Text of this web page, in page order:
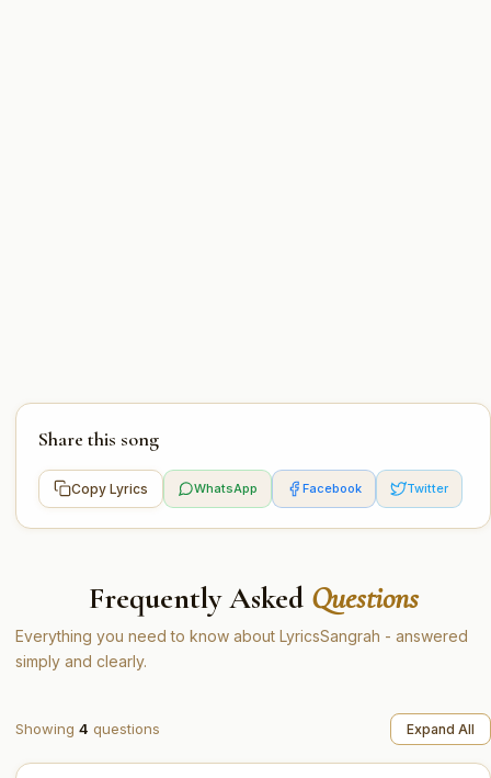
Share this song
Copy Lyrics WhatsApp Facebook Twitter
Frequently Asked Questions
Everything you need to know about LyricsSangrah - answered
simply and clearly.
Showing 4 questions Expand All